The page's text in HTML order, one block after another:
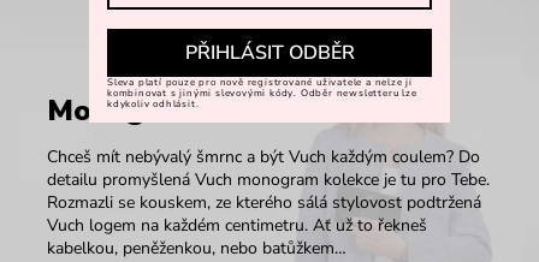
Monogram
Chceš mít nebývalý šmrnc a být Vuch každým coulem? Do
detailu promyšlená Vuch monogram kolekce je tu pro Tebe.
Rozmazli se kouskem, ze kterého sálá stylovost podtržená
Vuch logem na každém centimetru. Ať už to řekneš
kabelkou, peněženkou, nebo batůžkem…
PŘIHLÁSIT ODBĚR
Sleva platí pouze pro nově registrované uživatele a nelze ji
kombinovat s jinými slevovými kódy. Odběr newsletteru lze
kdykoliv odhlásit.